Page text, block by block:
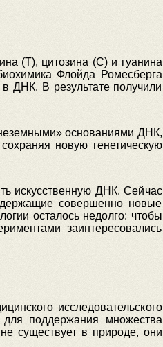
(Т), цитозина (С) и гуанина
Флойда Ромесберга
ДНК. В результате получили
основаниями ДНК,
новую генетическую
искусственную ДНК. Сейчас
совершенно новые
осталось недолго: чтобы
заинтересовались
исследовательского
поддержания множества
существует в природе, они